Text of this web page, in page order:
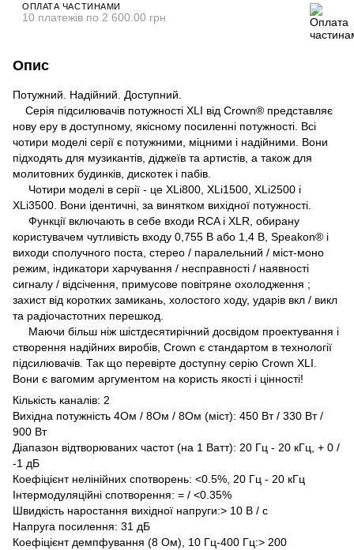
ОПЛАТА ЧАСТИНАМИ
10 платежів по 2 600.00 грн
Опис
Потужний. Надійний. Доступний.
Серія підсилювачів потужності XLI від Crown® представляє
нову еру в доступному, якісному посиленні потужності. Всі
чотири моделі серії є потужними, міцними і надійними. Вони
підходять для музикантів, діджеїв та артистів, а також для
молитовних будинків, дискотек і пабів.
Чотири моделі в серії - це XLi800, XLi1500, XLi2500 і
XLi3500. Вони ідентичні, за винятком вихідної потужності.
Функції включають в себе входи RCA і XLR, обирану
користувачем чутливість входу 0,755 В або 1,4 В, Speakon® і
виходи сполучного поста, стерео / паралельний / міст-моно
режим, індикатори харчування / несправності / наявності
сигналу / відсічення, примусове повітряне охолодження ;
захист від коротких замикань, холостого ходу, ударів вкл / викл
та радіочастотних перешкод.
Маючи більш ніж шістдесятирічний досвідом проектування і
створення надійних виробів, Crown є стандартом в технології
підсилювачів. Так що перевірте доступну серію Crown XLI.
Вони є вагомим аргументом на користь якості і цінності!
Кількість каналів: 2
Вихідна потужність 4Ом / 8Ом / 8Ом (міст): 450 Вт / 330 Вт /
900 Вт
Діапазон відтворюваних частот (на 1 Ватт): 20 Гц - 20 кГц, + 0 /
-1 дБ
Коефіцієнт нелінійних спотворень: <0.5%, 20 Гц - 20 кГц
Інтермодуляційні спотворення: = / <0.35%
Швидкість наростання вихідної напруги:> 10 В / с
Напруга посилення: 31 дБ
Коефіцієнт демпфування (8 Ом), 10 Гц-400 Гц:> 200